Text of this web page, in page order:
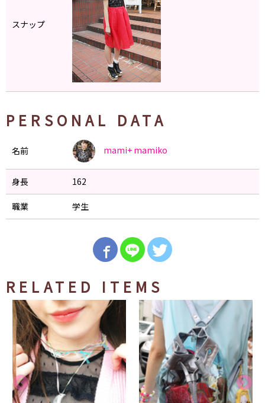
スナップ
PERSONAL DATA
名前 mami+ mamiko
身長 162
職業 学生
RELATED ITEMS